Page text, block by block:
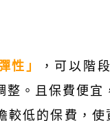
性」
，可以階
整。且保費便宜
較低的保費，